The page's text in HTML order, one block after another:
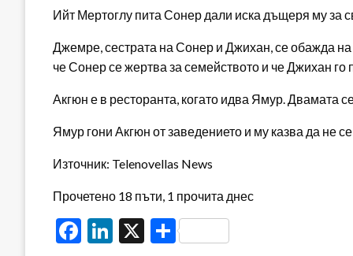
Ийт Мертоглу пита Сонер дали иска дъщеря му за
Джемре, сестрата на Сонер и Джихан, се обажда на
че Сонер се жертва за семейството и че Джихан го
Акгюн е в ресторанта, когато идва Ямур. Двамата
Ямур гони Акгюн от заведението и му казва да не
Източник: Telenovellas News
Прочетено 18 пъти, 1 прочита днес
Facebook
LinkedIn
X Share